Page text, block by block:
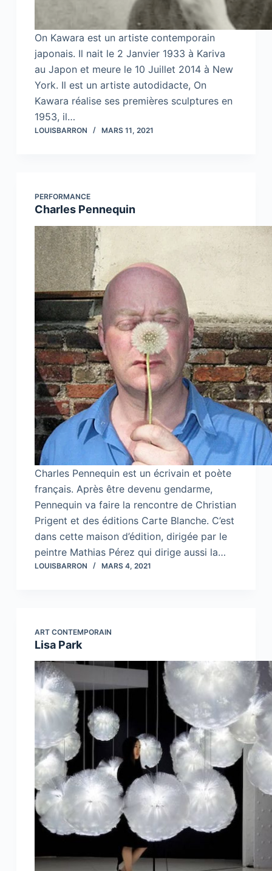
On Kawara est un artiste contemporain
japonais. Il nait le 2 Janvier 1933 à Kariva
au Japon et meure le 10 Juillet 2014 à New
York. Il est un artiste autodidacte, On
Kawara réalise ses premières sculptures en
1953, il…
LOUISBARRON MARS 11, 2021
PERFORMANCE
Charles Pennequin
Charles Pennequin est un écrivain et poète
français. Après être devenu gendarme,
Pennequin va faire la rencontre de Christian
Prigent et des éditions Carte Blanche. C’est
dans cette maison d’édition, dirigée par le
peintre Mathias Pérez qui dirige aussi la…
LOUISBARRON MARS 4, 2021
ART CONTEMPORAIN
Lisa Park